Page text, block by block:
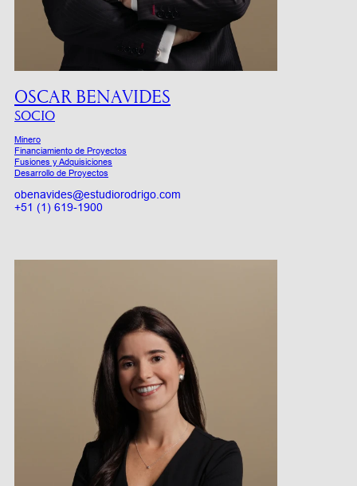
OSCAR BENAVIDES
SOCIO
Minero
Financiamiento de Proyectos
Fusiones y Adquisiciones
Desarrollo de Proyectos
obenavides@estudiorodrigo.com
+51 (1) 619-1900